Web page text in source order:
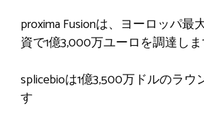
proxima Fusionは、ヨーロッパ最
資で1億3,000万ユーロを調達し
splicebioは1億3,500万ドルのラウ
す